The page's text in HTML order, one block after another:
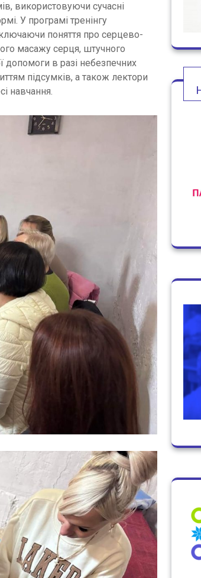
використовуючи сучасні
У програмі тренінгу
поняття про серцево-
масажу серця, штучного
допомоги в разі небезпечних
підсумків, а також лектори
навчання.